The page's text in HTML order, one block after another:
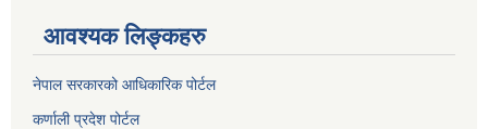
आवश्यक लिङ्कहरु
नेपाल सरकारको आधिकारिक पोर्टल
कर्णाली प्रदेश पोर्टल